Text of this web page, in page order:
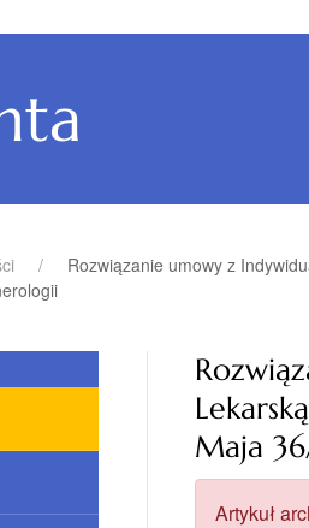
Rozwiązanie umowy z
Maja
Artykuł